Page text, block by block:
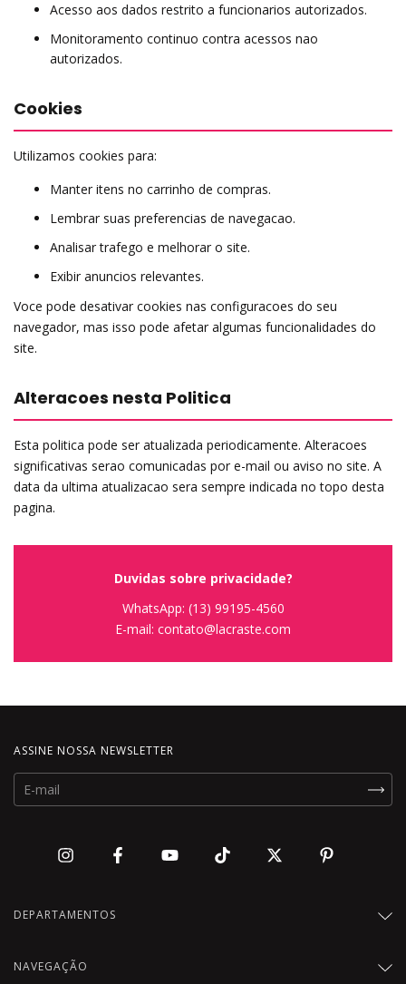
Acesso aos dados restrito a funcionarios autorizados.
Monitoramento continuo contra acessos nao
autorizados.
Cookies
Utilizamos cookies para:
Manter itens no carrinho de compras.
Lembrar suas preferencias de navegacao.
Analisar trafego e melhorar o site.
Exibir anuncios relevantes.
Voce pode desativar cookies nas configuracoes do seu
navegador, mas isso pode afetar algumas funcionalidades do
site.
Alteracoes nesta Politica
Esta politica pode ser atualizada periodicamente. Alteracoes
significativas serao comunicadas por e-mail ou aviso no site. A
data da ultima atualizacao sera sempre indicada no topo desta
pagina.
Duvidas sobre privacidade?
WhatsApp: (13) 99195-4560
E-mail: contato@lacraste.com
ASSINE NOSSA NEWSLETTER
DEPARTAMENTOS
NAVEGAÇÃO